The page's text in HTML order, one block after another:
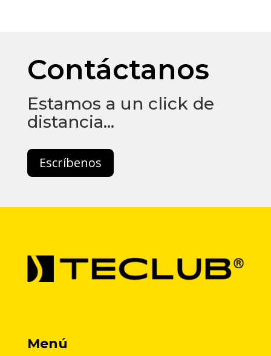
Contáctanos
Estamos a un click de
distancia…
Escríbenos
Menú